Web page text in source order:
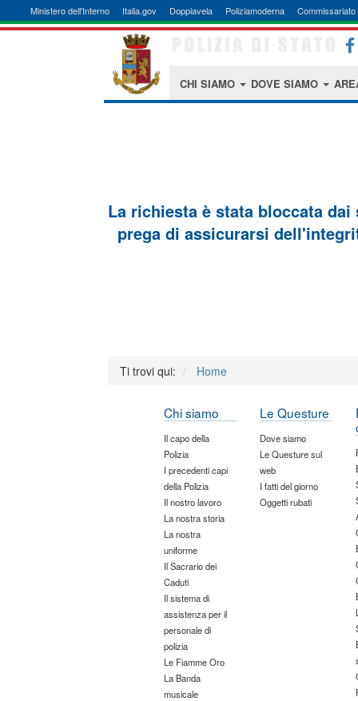
Ministero dell'Interno Italia.gov Doppiavela Poliziamoderna Commissariato
CHI SIAMO DOVE SIAMO
La richiesta è stata bloccata
prega di assicurarsi
Ti trovi qui: Home
Chi siamo
Il capo della
Polizia
I precedenti capi
della Polizia
Il nostro lavoro
La nostra storia
La nostra
uniforme
Il Sacrario dei
Caduti
Il sistema di
assistenza per il
personale di
polizia
Le Fiamme Oro
La Banda
musicale
Le Questure
Dove siamo
Le Questure sul
web
I fatti del giorno
Oggetti rubati